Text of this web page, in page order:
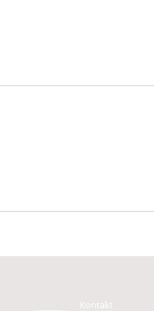
Kontakt